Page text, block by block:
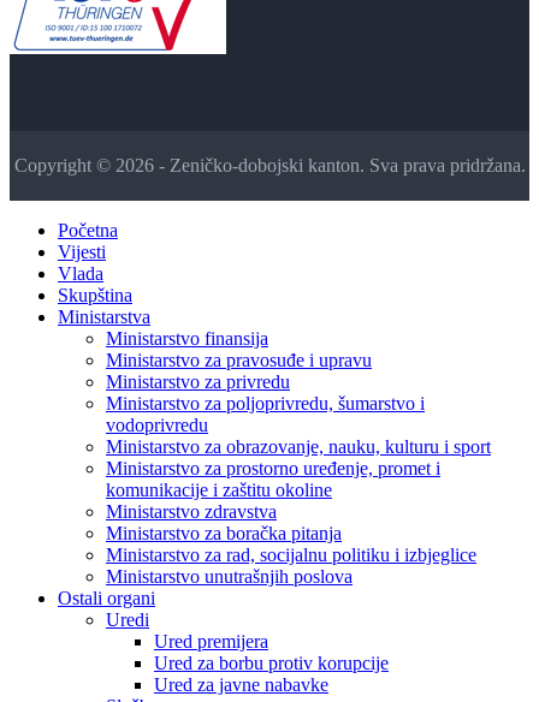
Copyright © 2026 - Zeničko-dobojski kanton. Sva prava pridržana.
Početna
Vijesti
Vlada
Skupština
Ministarstva
Ministarstvo finansija
Ministarstvo za pravosuđe i upravu
Ministarstvo za privredu
Ministarstvo za poljoprivredu, šumarstvo i
vodoprivredu
Ministarstvo za obrazovanje, nauku, kulturu i sport
Ministarstvo za prostorno uređenje, promet i
komunikacije i zaštitu okoline
Ministarstvo zdravstva
Ministarstvo za boračka pitanja
Ministarstvo za rad, socijalnu politiku i izbjeglice
Ministarstvo unutrašnjih poslova
Ostali organi
Uredi
Ured premijera
Ured za borbu protiv korupcije
Ured za javne nabavke